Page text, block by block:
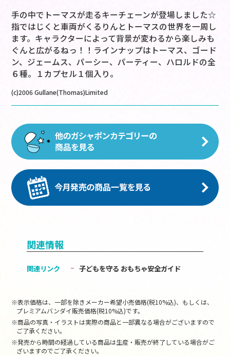
手の中でトーマスが走るキーチェーンが登場しました☆
指ではじくと車両がくるりんとトーマスの世界を一周し
ます。キャラクターによって背景が変わるから楽しみも
ぐんと広がるねっ！！ラインナップはトーマス、ゴード
ン、ジェームス、パーシー、パーティー、ハロルドの全
６種。１カプセル１個入り。
(c)2006 Gullane(Thomas)Limited
関連情報
関連リンク 子どもを守る おもちゃ安全ガイド
※表示価格は、一部を除きメーカー希望小売価格(税10%込)、もしくは、
プレミアムバンダイ販売価格(税10%込)です。
※商品の写真・イラストは実際の商品と一部異なる場合がございますので
ご了承ください。
※発売から時間の経過している商品は生産・販売が終了している場合がご
ざいますのでご了承ください。